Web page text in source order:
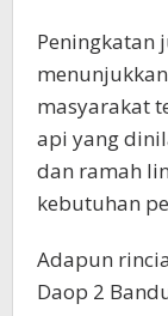
Peningkatan
masyarakat
api yang
dan ramah
kebutuhan
Adapun
Daop 2